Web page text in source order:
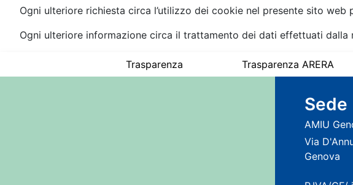
Ogni ulteriore richiesta circa l’utilizzo dei cookie nel presente sito
Ogni ulteriore informazione circa il trattamento dei dati effettuati dalla
Trasparenza Trasparenza ARERA
Sede
AMIU
Via
Genova